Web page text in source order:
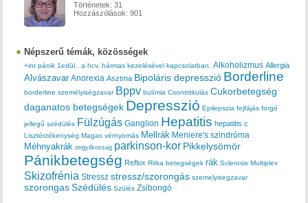
Történetek: 31
Hozzászólások: 901
Népszerű témák, közösségek
+int pánik 1edül.. a hcv. hármas kezelésével kapcsolatban. Alkoholizmus Allergia
Alvászavar Anorexia Asztma Bipoláris depresszió Borderline
borderline személyiségzavar Bppv bulímia Csontritkulás Cukorbetegség
daganatos betegségek Depresszió Epilepszia fejfájás forgó
jellegű szédülés Fülzúgás Ganglion Hepatitis hepatitis c
Lisztérzékenység Magas vérnyomás Mellrák Meniere's szindróma
Méhnyakrák ongyilkossag parkinson-kor Pikkelysömör
Pánikbetegség Reflux Ritka betegségek rák Sclerosis Multiplex
Skizofrénia Stressz stressz/szorongás szemelyisegzavar
szorongas Szédülés Szülés Zsibongó